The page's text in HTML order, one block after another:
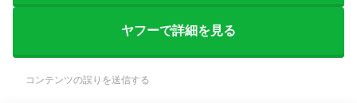
ヤフーで詳細を見る
コンテンツの誤りを送信する